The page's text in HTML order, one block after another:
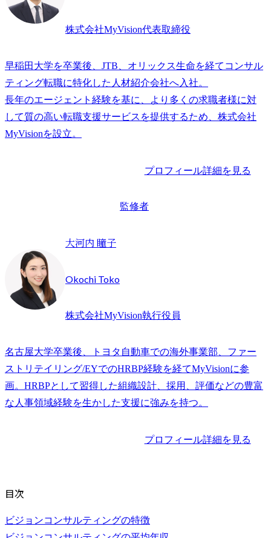
株式会社MyVision代表取締役
早稲田大学を卒業後、JTB、オリックス生命を経てコンサル
ティング転職に特化した人材紹介会社へ入社。
長年のエージェント経験を基に、より多くの求職者様に対
して質の高い転職支援サービスを提供するため、株式会社
プロフィール詳細を見る
監修者
大河内 瞳子
Okochi Toko
株式会社MyVision執行役員
名古屋大学卒業後、トヨタ自動車での海外事業部、ファー
ストリテイリング/EYでのHRBP経験を経てMyVisionに参
画。HRBPとして習得した組織設計、採用、評価などの豊富
な人事領域経験を生かした支援に強みを持つ。
プロフィール詳細を見る
目次
ビジョンコンサルティングの特徴